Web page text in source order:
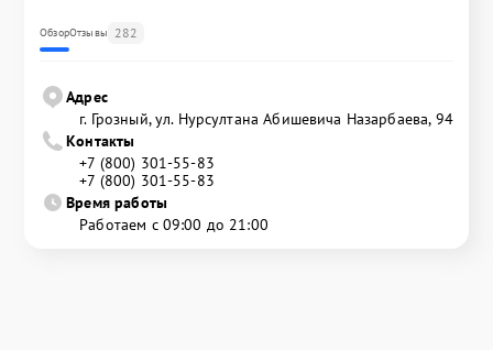
ОбзорОтзывы 282
Адрес
г. Грозный, ул. Нурсултана Абишевича Назарбаева, 94
Контакты
+7 (800) 301-55-83
+7 (800) 301-55-83
Время работы
Работаем с 09:00 до 21:00